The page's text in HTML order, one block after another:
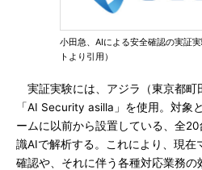
小田急、AIによる安全確認の実証
トより引用）
実証実験には、アジラ（東京都町
「AI Security asilla」を使用。対象
ームに以前から設置している、全
識AIで解析する。これにより、現在
確認や、それに伴う各種対応業務の